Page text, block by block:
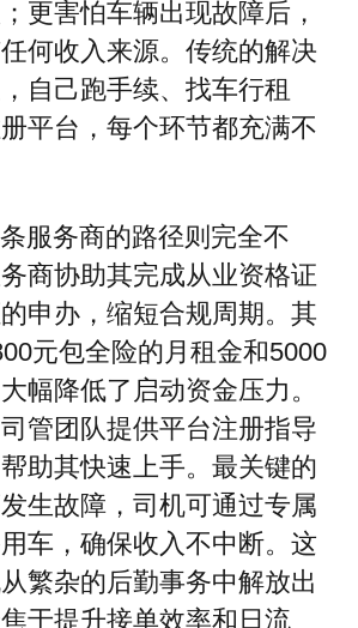
更害怕车辆出现故障后，
何收入来源。传统的解决
自己跑手续、找车行租
平台，每个环节都充满不
服务商的路径则完全不
商协助其完成从业资格证
申办，缩短合规周期。其
元包全险的月租金和5000
幅降低了启动资金压力。
管团队提供平台注册指导
助其快速上手。最关键的
生故障，司机可通过专属
车，确保收入不中断。这
繁杂的后勤事务中解放出
于提升接单效率和日流